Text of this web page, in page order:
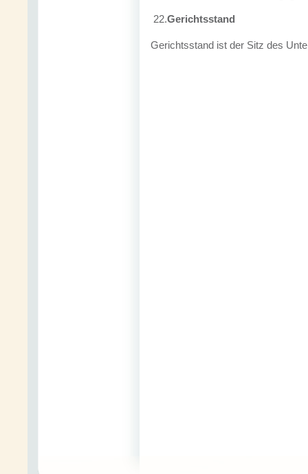
22.Gerichtsstand
Gerichtsstand ist der Sitz des